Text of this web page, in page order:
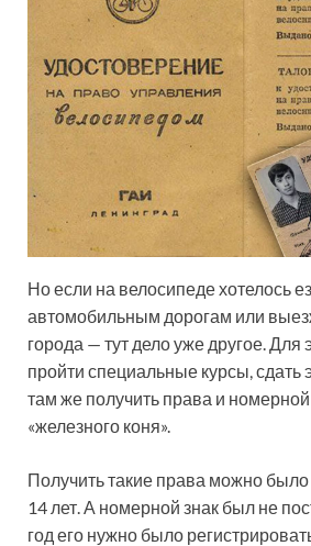
Но если на велосипеде хотелось
автомобильным дорогам или
города — тут дело уже другое. Для
пройти специальные курсы, сдать
там же получить права и номерной
«железного коня».
Получить такие права можно было
14 лет. А номерной знак был не
год его нужно было